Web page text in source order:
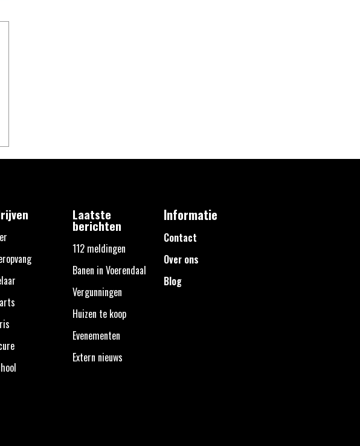
Laatste
berichten
112 meldingen
Banen in Voerendaal
Vergunningen
Huizen te koop
Evenementen
Extern nieuws
Informatie
Contact
Over ons
Blog